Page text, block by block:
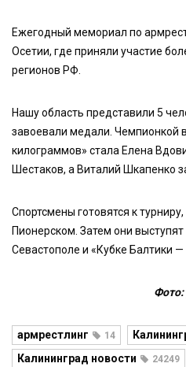
Ежегодный мемориал по
Осетии, где приняли участие
регионов РФ.
Нашу область представили 5
завоевали медали. Чемпионкой
килограммов» стала Елена
Шестаков, а Виталий Шкапенко
Спортсмены готовятся к
Пионерском. Затем они
Севастополе и «Кубке Балтики
Фото:
армрестлинг 14
Калининград новости 24249